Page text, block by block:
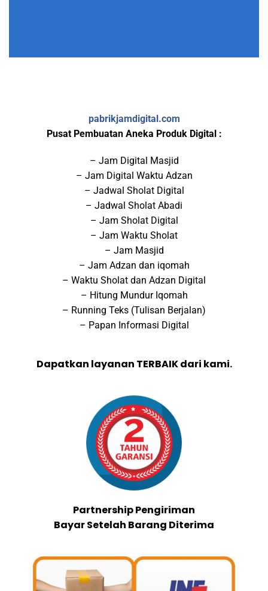
pabrikjamdigital.com
Pusat Pembuatan Aneka Produk Digital :
– Jam Digital Masjid
– Jam Digital Waktu Adzan
– Jadwal Sholat Digital
– Jadwal Sholat Abadi
– Jam Sholat Digital
– Jam Waktu Sholat
– Jam Masjid
– Jam Adzan dan iqomah
– Waktu Sholat dan Adzan Digital
– Hitung Mundur Iqomah
– Running Teks (Tulisan Berjalan)
– Papan Informasi Digital
Dapatkan layanan TERBAIK dari kami.
Partnership Pengiriman
Bayar Setelah Barang Diterima